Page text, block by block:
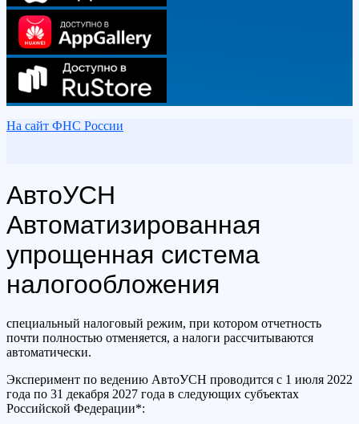
На сайт ФНС России
АвтоУСН
Автоматизированная
упрощенная система
налогообложения
специальный налоговый режим, при котором отчетность
почти полностью отменяется, а налоги рассчитываются
автоматически.
Эксперимент по ведению АвтоУСН проводится с 1 июля 2022
года по 31 декабря 2027 года в следующих субъектах
Российской Федерации*: